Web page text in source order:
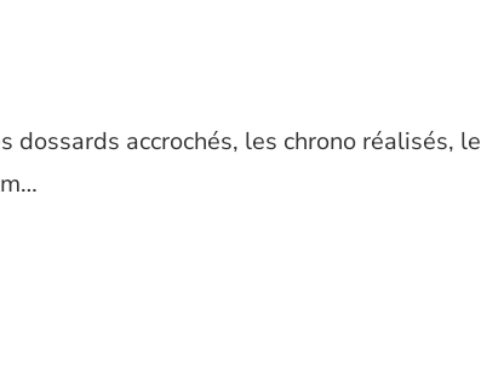
dossards accrochés, les chrono réalisés,